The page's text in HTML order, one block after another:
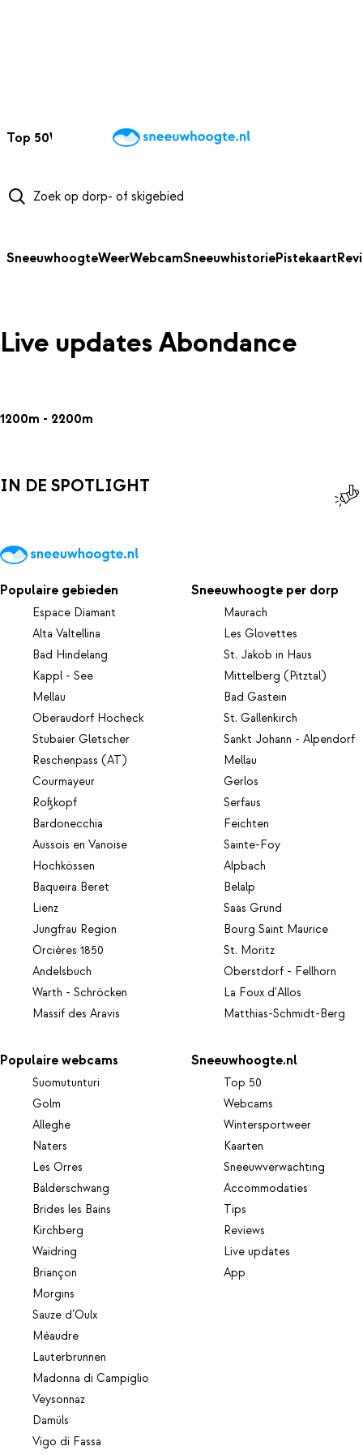
Top 50Webcams WintersportweerKaarten
SneeuwhoogteWeerWebcamSneeuwhistoriePistekaart
Live updates Abondance
1200m - 2200m
IN DE SPOTLIGHT
Populaire gebieden
Espace Diamant
Alta Valtellina
Bad Hindelang
Kappl - See
Mellau
Oberaudorf Hocheck
Stubaier Gletscher
Reschenpass (AT)
Courmayeur
Roßkopf
Bardonecchia
Aussois en Vanoise
Hochkössen
Baqueira Beret
Lienz
Jungfrau Region
Orcières 1850
Andelsbuch
Warth - Schröcken
Massif des Aravis
Sneeuwhoogte per dorp
Maurach
Les Glovettes
St. Jakob in Haus
Mittelberg (Pitztal)
Bad Gastein
St. Gallenkirch
Sankt Johann - Alpendorf
Mellau
Gerlos
Serfaus
Feichten
Sainte-Foy
Alpbach
Belalp
Saas Grund
Bourg Saint Maurice
St. Moritz
Oberstdorf - Fellhorn
La Foux d'Allos
Matthias-Schmidt-Berg
Populaire webcams
Suomutunturi
Golm
Alleghe
Naters
Les Orres
Balderschwang
Brides les Bains
Kirchberg
Waidring
Briançon
Morgins
Sauze d’Oulx
Méaudre
Lauterbrunnen
Madonna di Campiglio
Veysonnaz
Damüls
Vigo di Fassa
Sneeuwhoogte.nl
Top 50
Webcams
Wintersportweer
Kaarten
Sneeuwverwachting
Accommodaties
Tips
Reviews
Live updates
App